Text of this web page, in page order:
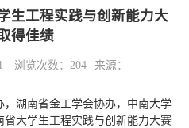
生工程实践与创新能力大
得佳绩
浏览次数： 204 来源：
湖南省金工学会协办，中南大学
省大学生工程实践与创新能力大赛